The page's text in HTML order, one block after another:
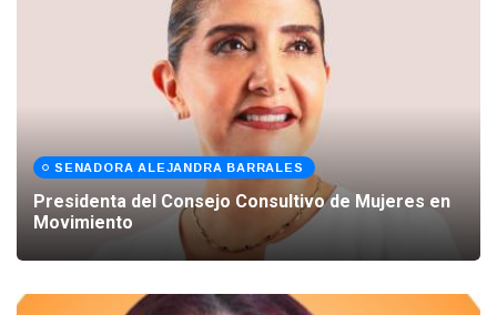
SENADORA ALEJANDRA BARRALES
Presidenta del Consejo Consultivo de Mujeres en
Movimiento